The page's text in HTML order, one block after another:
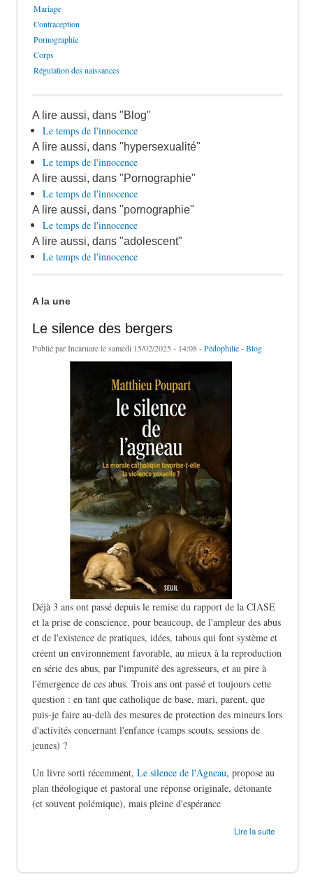
Mariage
Contraception
Pornographie
Corps
Régulation des naissances
A lire aussi, dans "Blog"
Le temps de l'innocence
A lire aussi, dans "hypersexualité"
Le temps de l'innocence
A lire aussi, dans "Pornographie"
Le temps de l'innocence
A lire aussi, dans "pornographie"
Le temps de l'innocence
A lire aussi, dans "adolescent"
Le temps de l'innocence
A la une
Le silence des bergers
Publié parIncarnarele samedi 15/02/2025 - 14:08 -Pédophilie-Blog
Déjà 3 ans ont passé depuis le remise du rapport de la CIASE
et la prise de conscience, pour beaucoup, de l'ampleur des abus
et de l'existence de pratiques, idées, tabous qui font système et
créent un environnement favorable, au mieux à la reproduction
en série des abus, par l'impunité des agresseurs, et au pire à
l'émergence de ces abus. Trois ans ont passé et toujours cette
question : en tant que catholique de base, mari, parent, que
puis-je faire au-delà des mesures de protection des mineurs lors
d'activités concernant l'enfance (camps scouts, sessions de
jeunes) ?
Un livre sorti récemment, Le silence de l'Agneau, propose au
plan théologique et pastoral une réponse originale, détonante
(et souvent polémique), mais pleine d'espérance
Lire la suite